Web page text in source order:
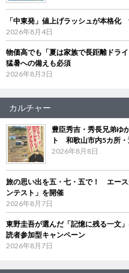
「中東発」値上げラッシュが本格
2026年8月4日
物価高でも「夏は家族で長距離ドラ
猛暑への備えも必須
2026年8月3日
カルチャー
豊臣秀吉・秀長兄弟ゆ
ト 和歌山市内5カ所・
2026年8月8日
旅の思い出を五・七・五で！ エー
ンテスト」を開催
2026年8月7日
東野圭吾が選んだ「記憶に残る一文
読者参加型キャンペーン
2026年8月7日